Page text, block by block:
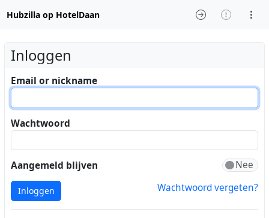
Hubzilla op HotelDaan
Inloggen
Email or nickname
Wachtwoord
Aangemeld blijven
Inloggen Wachtwoord vergeten?